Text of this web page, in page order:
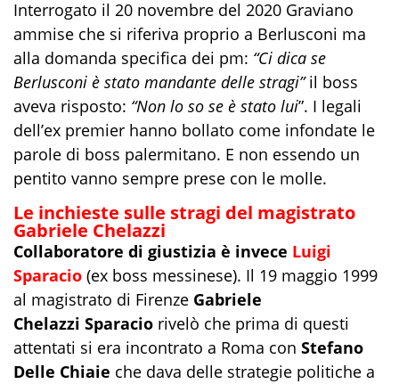
Interrogato il 20 novembre del 2020 Graviano
ammise che si riferiva proprio a Berlusconi ma
alla domanda specifica dei pm: “Ci dica se
Berlusconi è stato mandante delle stragi”il boss
aveva risposto: “Non lo so se è stato lui”. I legali
dell’ex premier hanno bollato come infondate le
parole di boss palermitano. E non essendo un
pentito vanno sempre prese con le molle.
Le inchieste sulle stragi del magistrato
Gabriele Chelazzi
Collaboratore di giustizia è invece Luigi
Sparacio (ex boss messinese). Il 19 maggio 1999
al magistrato di Firenze Gabriele
Chelazzi Sparacio rivelò che prima di questi
attentati si era incontrato a Roma con Stefano
Delle Chiaie che dava delle strategie politiche a